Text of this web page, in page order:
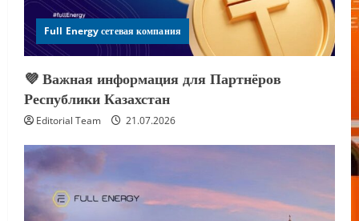
Full Energy сетевая компания
💜 Важная информация для Партнёров
Республики Казахстан
Editorial Team 21.07.2026